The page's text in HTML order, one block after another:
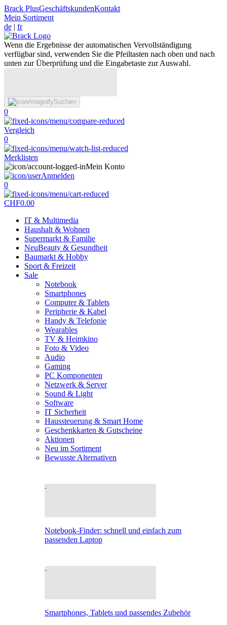
Brack PlusGeschäftskundenKontakt
Mein Sortiment
de | fr
Wenn die Ergebnisse der automatischen Vervollständigung
verfügbar sind, verwenden Sie die Pfeiltasten nach oben und nach
unten zur Überprüfung und die Eingabetaste zur Auswahl.
Suchen
0
Vergleich
0
Merklisten
Mein Konto
Anmelden
0
CHF0.00
IT & Multimedia
Haushalt & Wohnen
Supermarkt & Familie
NeuBeauty & Gesundheit
Baumarkt & Hobby
Sport & Freizeit
Sale
Notebook
Smartphones
Computer & Tablets
Peripherie & Kabel
Handy & Telefonie
Wearables
TV & Heimkino
Foto & Video
Audio
Gaming
PC Komponenten
Netzwerk & Server
Sound & Light
Software
IT Sicherheit
Haussteuerung & Smart Home
Geschenkkarten & Gutscheine
Aktionen
Neu im Sortiment
Bewusste Alternativen
Notebook-Finder: schnell und einfach zum
passenden Laptop
Smartphones, Tablets und passendes Zubehör